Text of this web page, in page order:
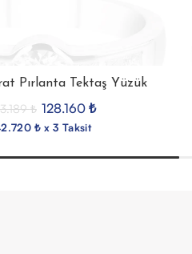
Pırlanta Tektaş Yüzük
₺ 128.160 ₺
₺ x 3 Taksit